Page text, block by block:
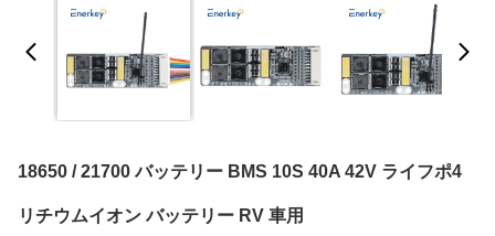
18650 / 21700 バッテリー BMS 10S 40A 42V ライフポ4
リチウムイオン バッテリー RV 車用